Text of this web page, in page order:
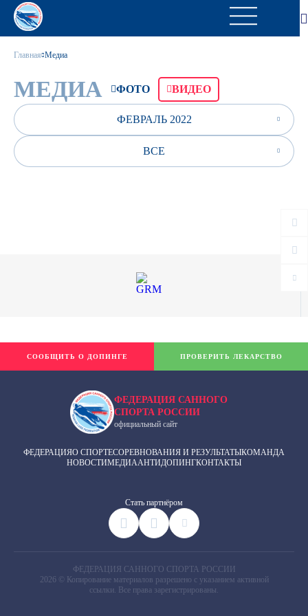
Главная Медиа
МЕДИА ФОТО ВИДЕО
ФЕВРАЛЬ 2022
ВСЕ
ФЕДЕРАЦИЯ САННОГО
СПОРТА РОССИИ
официальный сайт
ФЕДЕРАЦИЯО СПОРТЕСОРЕВНОВАНИЯ И РЕЗУЛЬТАТЫКОМАНДА
НОВОСТИМЕДИААНТИДОПИНГКОНТАКТЫ
Cтать партнёром
СООБЩИТЬ О ДОПИНГЕ ПРОВЕРИТЬ ЛЕКАРСТВО
ФЕДЕРАЦИЯ САННОГО СПОРТА РОССИИ
2026 © Копирование материалов разрешено с указанием активной
ссылки. Все права зарегистрированы.